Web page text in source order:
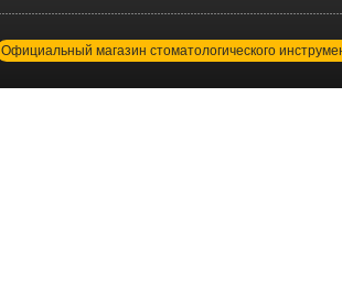
Официальный магазин стоматологического